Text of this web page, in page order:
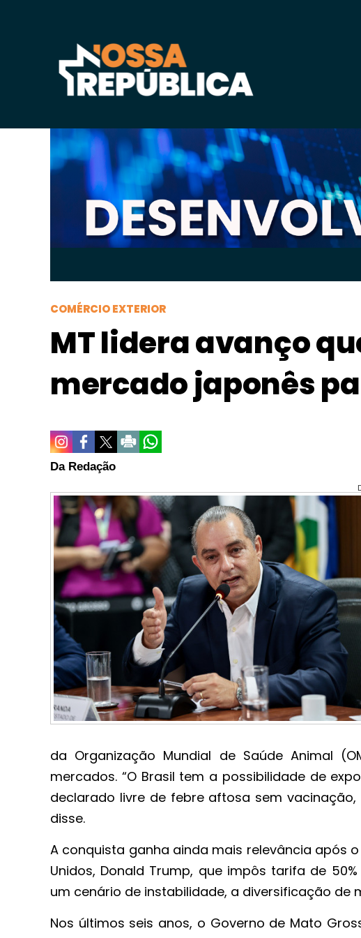
COMÉRCIO EXTERIOR
MT lidera avanço
mercado japonês
Da Redação
da Organização Mundial de Saúde Animal
mercados. “O Brasil tem a possibilidade de
declarado livre de febre aftosa sem
disse.
A conquista ganha ainda mais relevância após
Unidos, Donald Trump, que impôs tarifa de
um cenário de instabilidade, a diversificação de
Nos últimos seis anos, o Governo de Mato